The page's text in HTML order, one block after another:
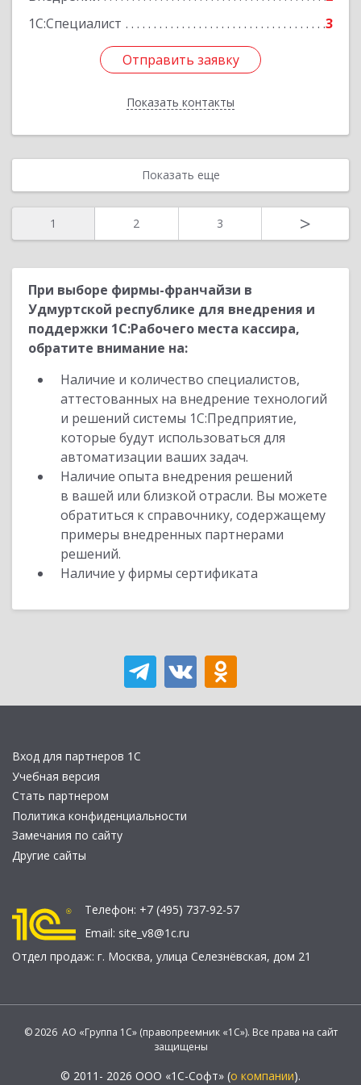
1С:Специалист
3
Отправить заявку
Показать контакты
Отправить заявку
Назад
Показать еще
1 2 3 >
При выборе фирмы-франчайзи в
Удмуртской республике для внедрения и
поддержки 1С:Рабочего места кассира,
обратите внимание на:
Наличие и количество специалистов,
аттестованных на внедрение технологий
и решений системы 1С:Предприятие,
которые будут использоваться для
автоматизации ваших задач.
Наличие опыта внедрения решений
в вашей или близкой отрасли. Вы можете
обратиться к справочнику, содержащему
примеры внедренных партнерами
решений.
Наличие у фирмы сертификата
Вход для партнеров 1С
Учебная версия
Стать партнером
Политика конфиденциальности
Замечания по сайту
Другие сайты
Телефон: +7 (495) 737-92-57
Email: site_v8@1c.ru
Отдел продаж: г. Москва, улица Селезнёвская, дом 21
© 2026 АО «Группа 1С» (правопреемник «1С»). Все права на сайт
защищены
© 2011- 2026 ООО «1С-Софт» (о компании).